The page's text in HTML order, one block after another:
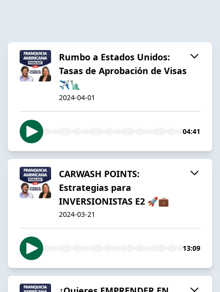
Rumbo a Estados Unidos:
Tasas de Aprobación de Visas
✈️🗽
2024-04-01
04:41
CARWASH POINTS:
Estrategias para
INVERSIONISTAS E2 🚀💼
2024-03-21
13:09